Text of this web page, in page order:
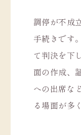
調停が不成
手続きです
て判決を下
面の作成、
への出席な
る場面が多